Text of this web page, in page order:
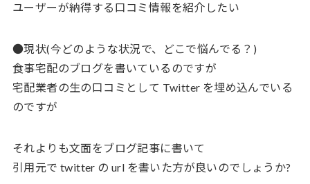
ユーザーが納得する口コミ情報を紹介したい
●現状(今どのような状況で、どこで悩んでる？)
食事宅配のブログを書いているのですが
宅配業者の生の口コミとして Twitter を埋め込んでいる
のですが
それよりも文面をブログ記事に書いて
引用元で twitter の url を書いた方が良いのでしょうか?